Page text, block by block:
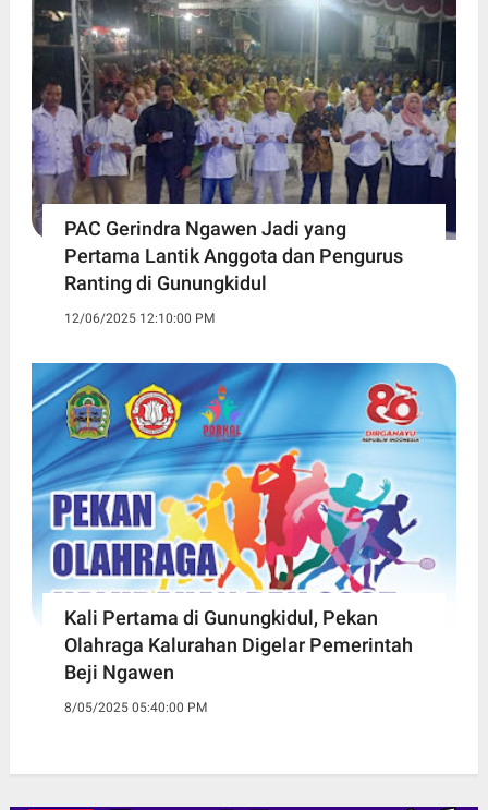
PAC Gerindra Ngawen Jadi yang
Pertama Lantik Anggota dan Pengurus
Ranting di Gunungkidul
12/06/2025 12:10:00 PM
Kali Pertama di Gunungkidul, Pekan
Olahraga Kalurahan Digelar Pemerintah
Beji Ngawen
8/05/2025 05:40:00 PM